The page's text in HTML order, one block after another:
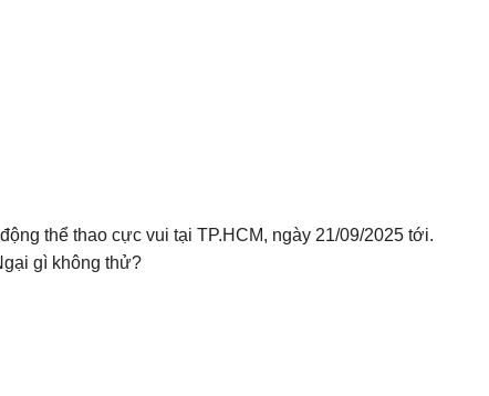
thể thao cực vui tại TP.HCM, ngày 21/09/2025 tới.
gì không thử?